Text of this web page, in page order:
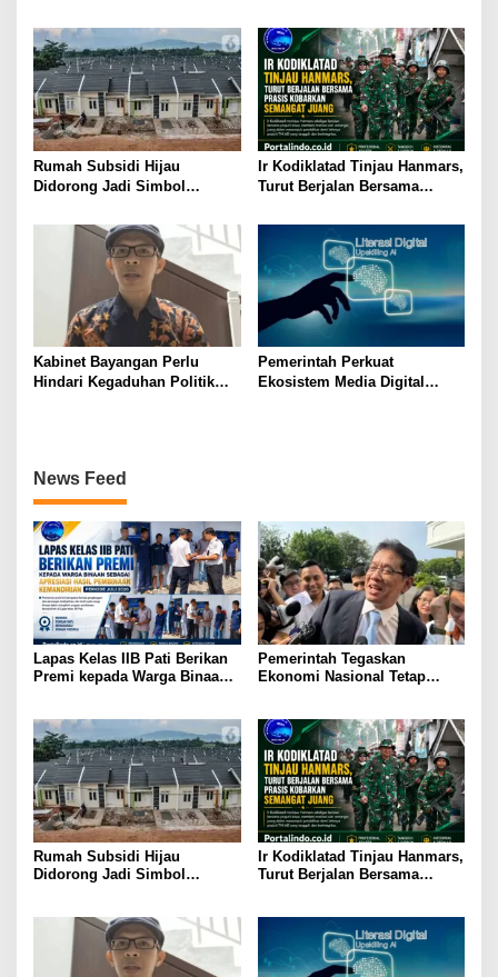
Pembinaan Kemandirian
Periode Juli 2026
RI
Rumah Subsidi Hijau
Didorong Jadi Simbol
Asri
Ir Kodiklatad Tinjau Hanmars,
Turut Berjalan Bersama
Juang
Kabinet Bayangan Perlu
Hindari Kegaduhan Politik
Pemerintah Perkuat
Ekosistem Media Digital
News Feed
Lapas Kelas IIB Pati Berikan
Premi kepada Warga Binaan
Periode Juli 2026
Pemerintah Tegaskan
Ekonomi Nasional Tetap
Rumah Subsidi Hijau
Didorong Jadi Simbol
Ir Kodiklatad Tinjau Hanmars,
Turut Berjalan Bersama